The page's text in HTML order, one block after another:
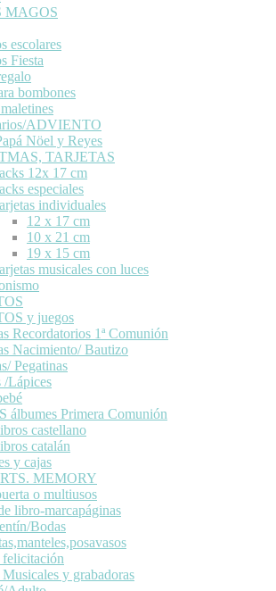
MAGOS
escolares
Fiesta
bombones
ADVIENTO
Nöel y Reyes
TARJETAS
12x 17 cm
especiales
individuales
12 x 17 cm
10 x 21 cm
19 x 15 cm
musicales con luces
y juegos
Recordatorios 1ª Comunión
Nacimiento/ Bautizo
Pegatinas
/Lápices
álbumes Primera Comunión
castellano
catalán
y cajas
MEMORY
o multiusos
libro-marcapáginas
Bodas
felicitación
Musicales y grabadoras